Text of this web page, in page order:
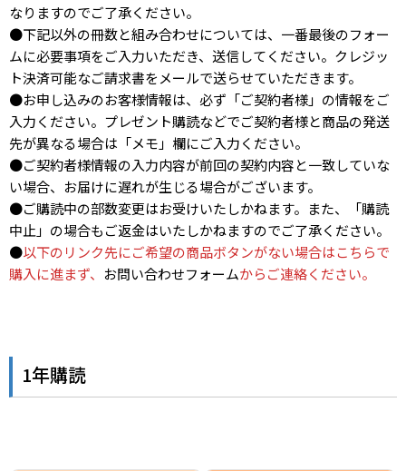
なりますのでご了承ください。
●下記以外の冊数と組み合わせについては、一番最後のフォー
ムに必要事項をご入力いただき、送信してください。クレジッ
ト決済可能なご請求書をメールで送らせていただきます。
●お申し込みのお客様情報は、必ず「ご契約者様」の情報をご
入力ください。プレゼント購読などでご契約者様と商品の発送
先が異なる場合は「メモ」欄にご入力ください。
●ご契約者様情報の入力内容が前回の契約内容と一致していな
い場合、お届けに遅れが生じる場合がございます。
●ご購読中の部数変更はお受けいたしかねます。また、「購読
中止」の場合もご返金はいたしかねますのでご了承ください。
●以下のリンク先にご希望の商品ボタンがない場合はこちらで
購入に進まず、 お問い合わせフォームからご連絡ください。
1年購読